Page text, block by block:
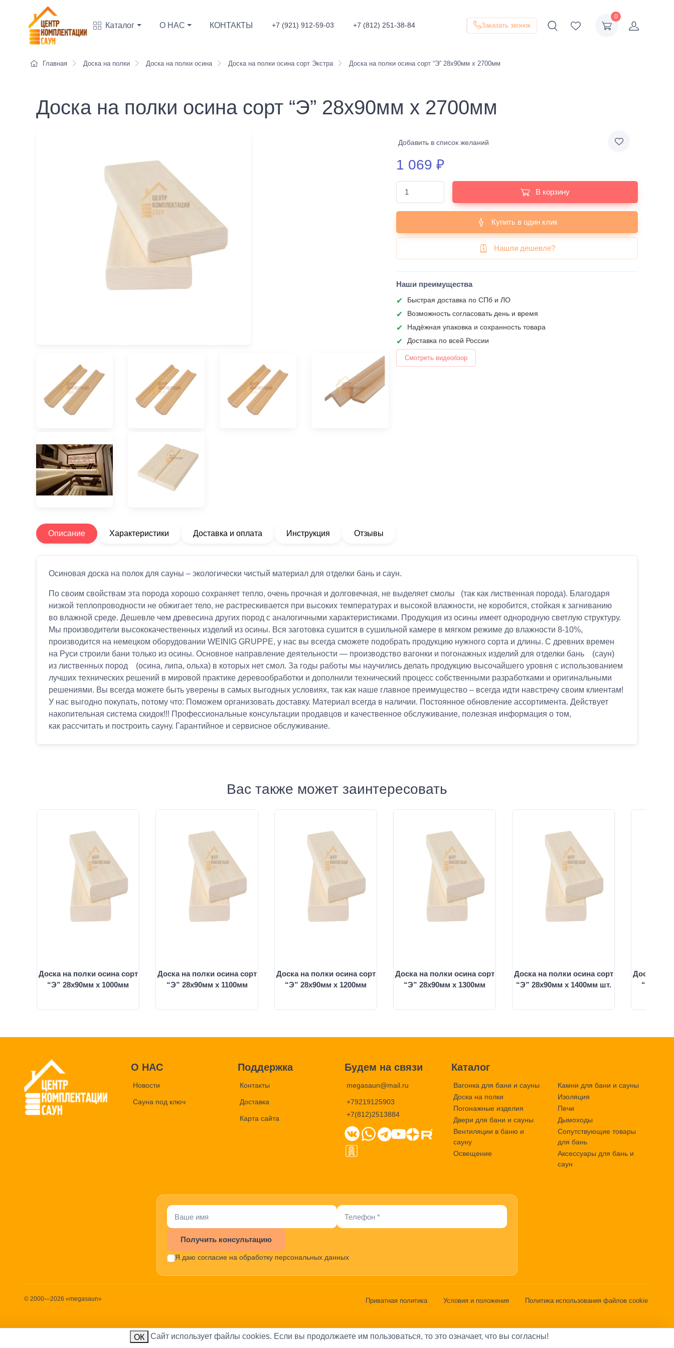
Каталог О НАС КОНТАКТЫ +7 (921) 912-59-03 +7 (812) 251-38-84 Заказать звонок
0
Главная Доска на полки Доска на полки осина Доска на полки осина сорт Экстра Доска на полки осина сорт “Э” 28х90мм х 2700мм
Доска на полки осина сорт “Э” 28х90мм х 2700мм
Добавить в список желаний
1 069 ₽
В корзину
Купить в один клик
Нашли дешевле?
Наши преимущества
Быстрая доставка по СПб и ЛО
Возможность согласовать день и время
Надёжная упаковка и сохранность товара
Доставка по всей России
Смотреть видеобзор
Описание Характеристики Доставка и оплата Инструкция Отзывы
Осиновая доска на полок для сауны – экологически чистый материал для отделки бань и саун.
По своим свойствам эта порода хорошо сохраняет тепло, очень прочная и долговечная, не выделяет смолы (так как лиственная порода). Благодаря
низкой теплопроводности не обжигает тело, не растрескивается при высоких температурах и высокой влажности, не коробится, стойкая к загниванию
во влажной среде. Дешевле чем древесина других пород с аналогичными характеристиками. Продукция из осины имеет однородную светлую структуру.
Мы производители высококачественных изделий из осины. Вся заготовка сушится в сушильной камере в мягком режиме до влажности 8-10%,
производится на немецком оборудовании WEINIG GRUPPE, у нас вы всегда сможете подобрать продукцию нужного сорта и длины. С древних времен
на Руси строили бани только из осины. Основное направление деятельности — производство вагонки и погонажных изделий для отделки бань (саун)
из лиственных пород (осина, липа, ольха) в которых нет смол. За годы работы мы научились делать продукцию высочайшего уровня с использованием
лучших технических решений в мировой практике деревообработки и дополнили технический процесс собственными разработками и оригинальными
решениями. Вы всегда можете быть уверены в самых выгодных условиях, так как наше главное преимущество – всегда идти навстречу своим клиентам!
У нас выгодно покупать, потому что: Поможем организовать доставку. Материал всегда в наличии. Постоянное обновление ассортимента. Действует
накопительная система скидок!!! Профессиональные консультации продавцов и качественное обслуживание, полезная информация о том,
как рассчитать и построить сауну. Гарантийное и сервисное обслуживание.
Вас также может заинтересовать
Доска на полки осина сорт
“Э” 28х90мм х 1000мм
Доска на полки осина сорт
“Э” 28х90мм х 1100мм
Доска на полки осина сорт
“Э” 28х90мм х 1200мм
Доска на полки осина сорт
“Э” 28х90мм х 1300мм
Доска на полки осина сорт
“Э” 28х90мм х 1400мм шт.
Доска на
“Э”
О НАС
Новости
Сауна под ключ
Поддержка
Контакты
Доставка
Карта сайта
Будем на связи
megasaun@mail.ru
+79219125903
+7(812)2513884
Каталог
Вагонка для бани и сауны
Доска на полки
Погонажные изделия
Двери для бани и сауны
Вентиляции в баню и
сауну
Освещение
Камни для бани и сауны
Изоляция
Печи
Дымоходы
Сопутствующие товары
для бань
Аксессуары для бань и
саун
Получить консультацию
Я даю согласие на обработку персональных данных
© 2000—2026 «megasaun» Приватная политика Условия и положения Политика использования файлов cookie
ИП Александров Аркадий Васильевич • ОГРН:319784700293566
ОК Cайт использует файлы cookies. Если вы продолжаете им пользоваться, то это означает, что вы согласны!